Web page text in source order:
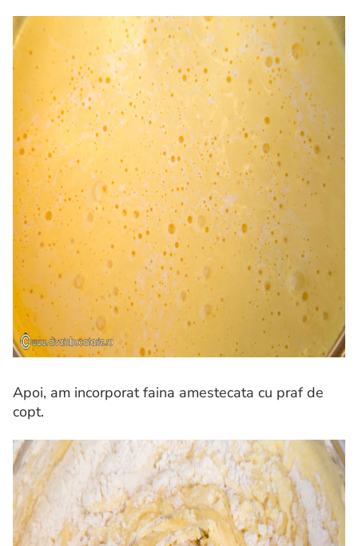
Apoi, am incorporat faina amestecata cu praf de
copt.